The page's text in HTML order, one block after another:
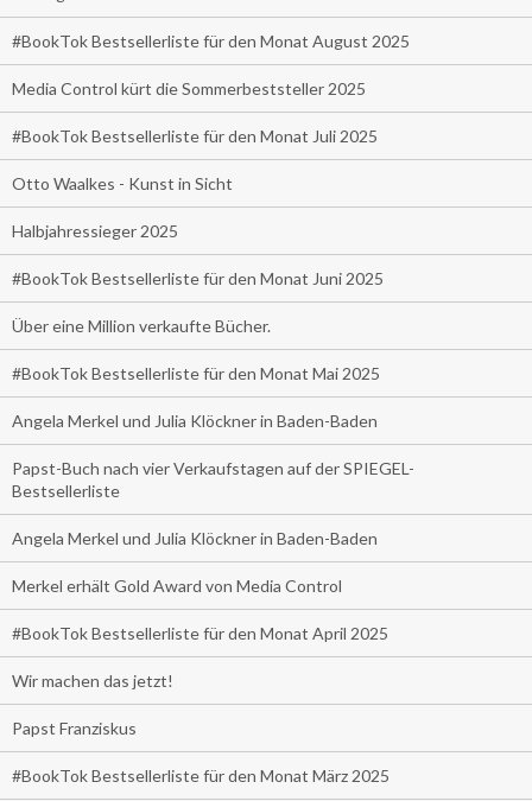
#BookTok Bestsellerliste für den Monat August 2025
Media Control kürt die Sommerbeststeller 2025
#BookTok Bestsellerliste für den Monat Juli 2025
Otto Waalkes - Kunst in Sicht
Halbjahressieger 2025
#BookTok Bestsellerliste für den Monat Juni 2025
Über eine Million verkaufte Bücher.
#BookTok Bestsellerliste für den Monat Mai 2025
Angela Merkel und Julia Klöckner in Baden-Baden
Papst-Buch nach vier Verkaufstagen auf der SPIEGEL-
Bestsellerliste
Angela Merkel und Julia Klöckner in Baden-Baden
Merkel erhält Gold Award von Media Control
#BookTok Bestsellerliste für den Monat April 2025
Wir machen das jetzt!
Papst Franziskus
#BookTok Bestsellerliste für den Monat März 2025